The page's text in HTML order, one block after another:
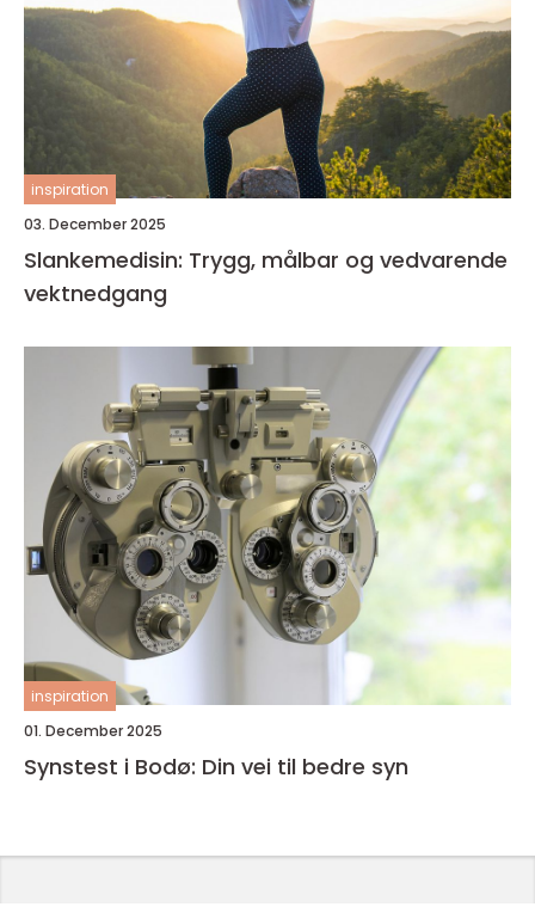
inspiration
03. December 2025
Slankemedisin: Trygg, målbar og vedvarende
vektnedgang
inspiration
01. December 2025
Synstest i Bodø: Din vei til bedre syn